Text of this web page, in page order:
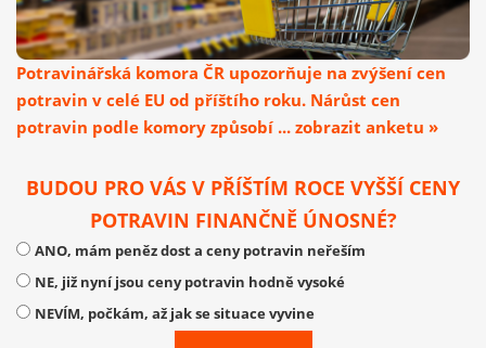
Potravinářská komora ČR upozorňuje na zvýšení cen
potravin v celé EU od příštího roku. Nárůst cen
potravin podle komory způsobí ... zobrazit anketu »
BUDOU PRO VÁS V PŘÍŠTÍM ROCE VYŠŠÍ CENY
POTRAVIN FINANČNĚ ÚNOSNÉ?
ANO, mám peněz dost a ceny potravin neřeším
NE, již nyní jsou ceny potravin hodně vysoké
NEVÍM, počkám, až jak se situace vyvine